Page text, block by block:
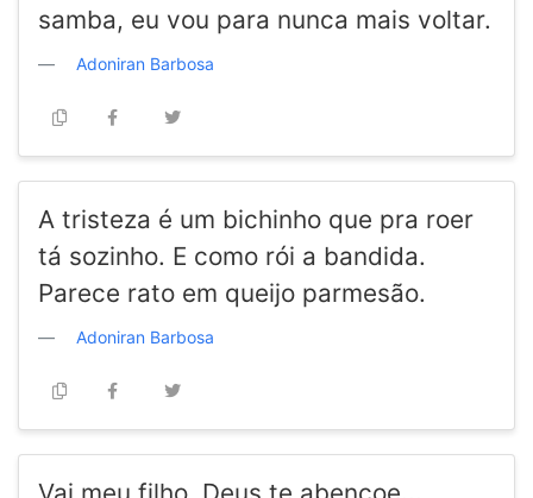
samba, eu vou para nunca mais voltar.
Adoniran Barbosa
A tristeza é um bichinho que pra roer
tá sozinho. E como rói a bandida.
Parece rato em queijo parmesão.
Adoniran Barbosa